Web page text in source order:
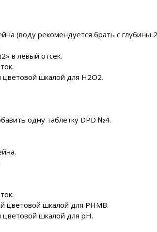
(воду рекомендуется брать с глубины
в левый отсек.
цветовой шкалой для H2O2.
одну таблетку DPD №4.
цветовой шкалой для PHMB.
цветовой шкалой для pH.